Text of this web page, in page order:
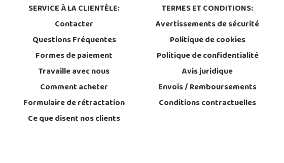
SERVICE À LA CLIENTÈLE:
Contacter
Questions Fréquentes
Formes de paiement
Travaille avec nous
Comment acheter
Formulaire de rétractation
Ce que disent nos clients
TERMES ET CONDITIONS:
Avertissements de sécurité
Politique de cookies
Politique de confidentialité
Avis juridique
Envois / Remboursements
Conditions contractuelles